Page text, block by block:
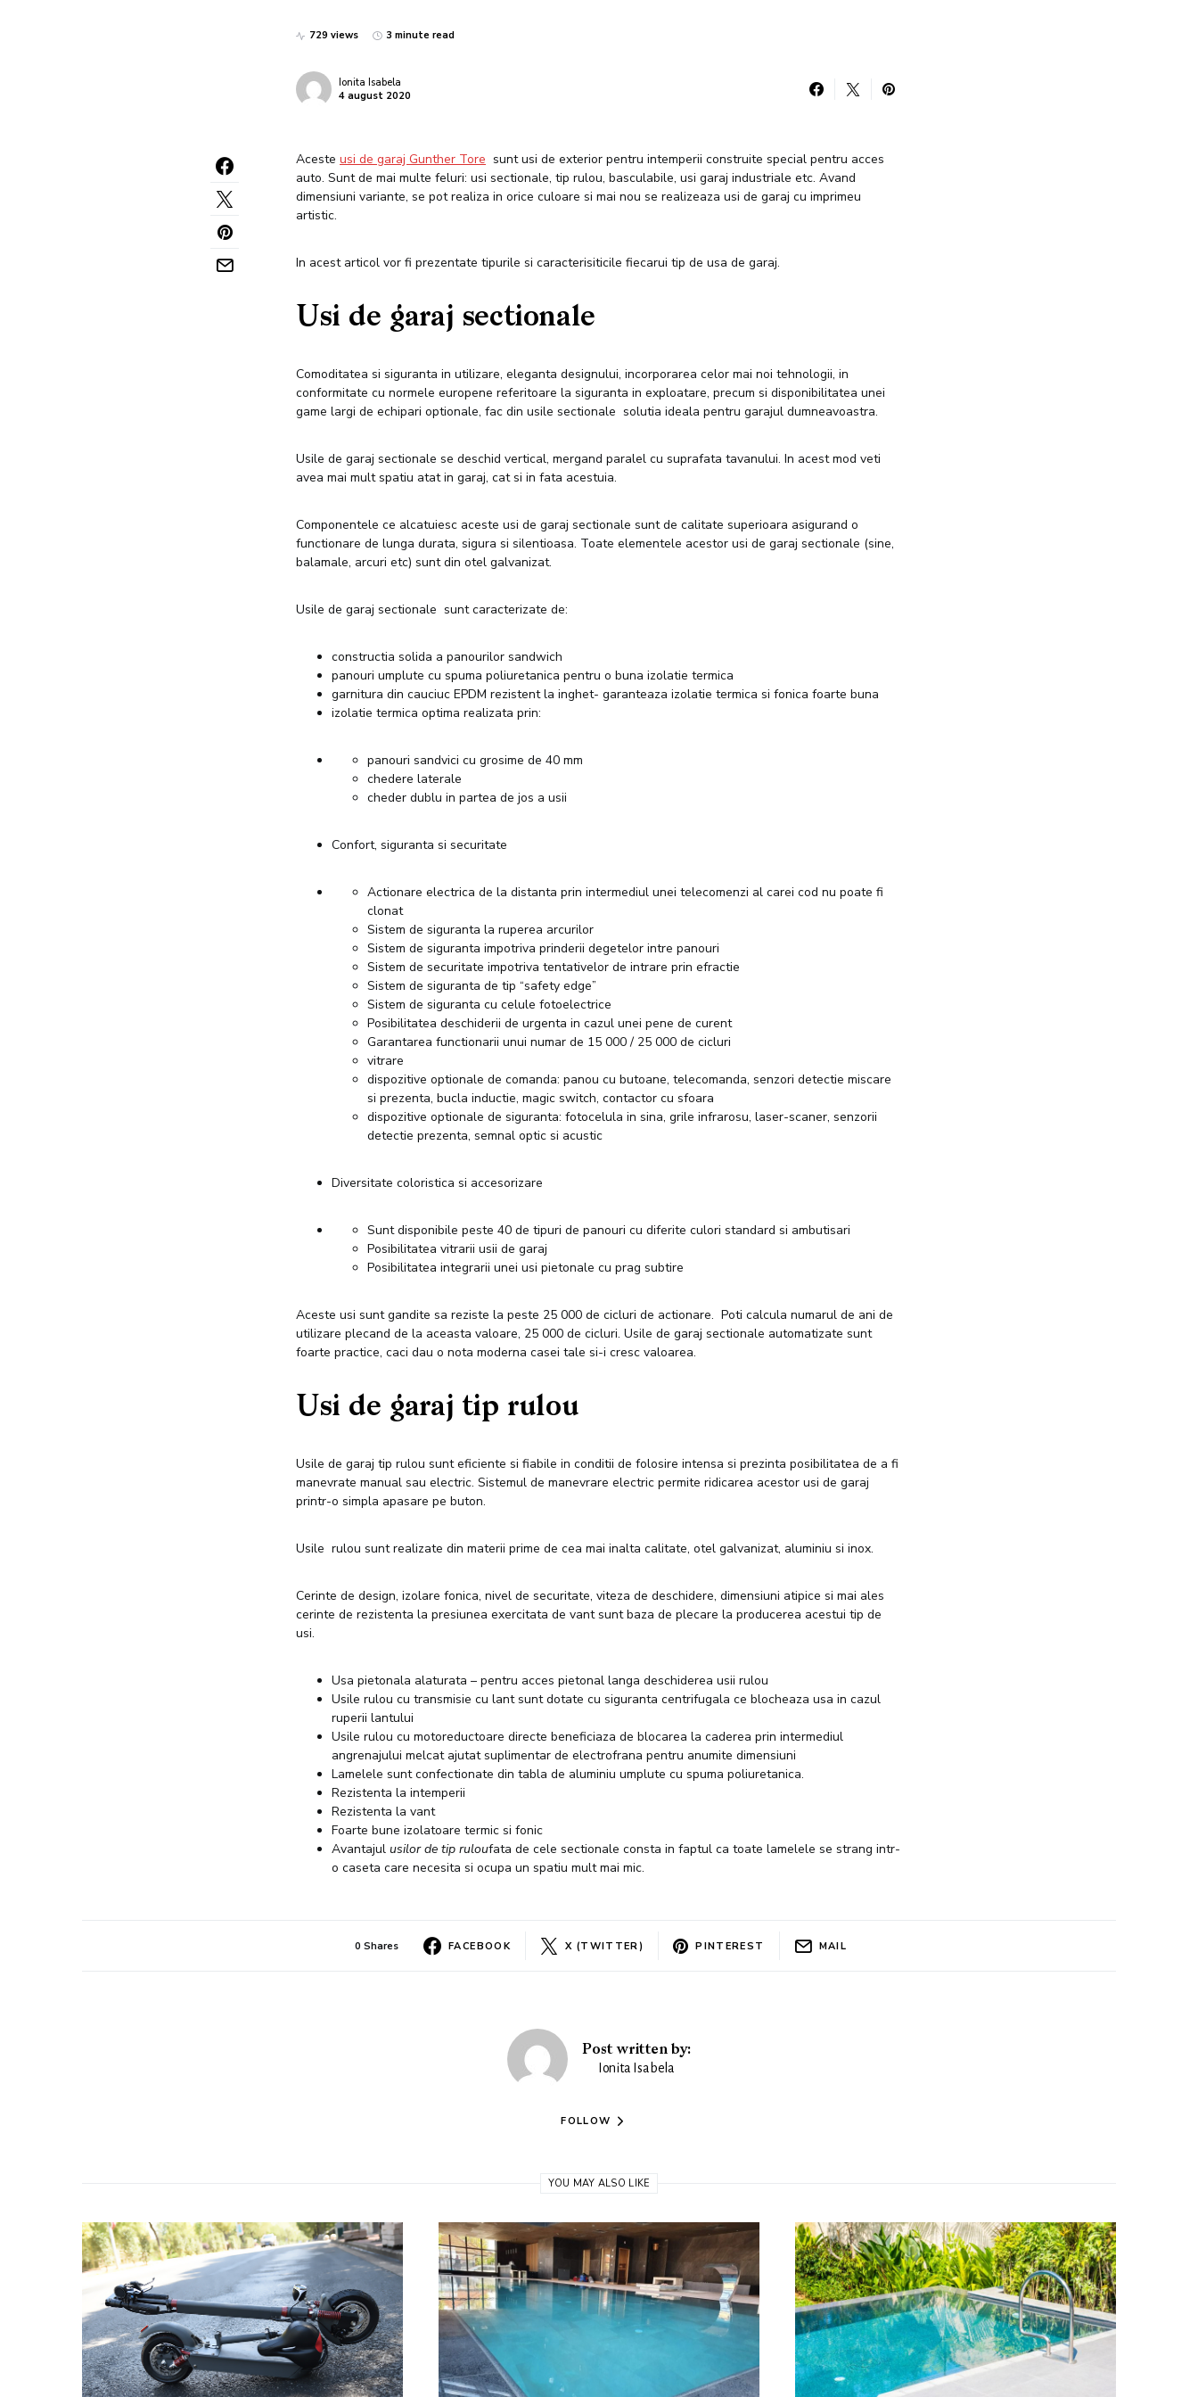
729 views 3 minute read
Ionita Isabela
4 august 2020
Aceste usi de garaj Gunther Tore sunt usi de exterior pentru intemperii construite special pentru acces
auto. Sunt de mai multe feluri: usi sectionale, tip rulou, basculabile, usi garaj industriale etc. Avand
dimensiuni variante, se pot realiza in orice culoare si mai nou se realizeaza usi de garaj cu imprimeu
artistic.
In acest articol vor fi prezentate tipurile si caracterisiticile fiecarui tip de usa de garaj.
Usi de garaj sectionale
Comoditatea si siguranta in utilizare, eleganta designului, incorporarea celor mai noi tehnologii, in
conformitate cu normele europene referitoare la siguranta in exploatare, precum si disponibilitatea unei
game largi de echipari optionale, fac din usile sectionale solutia ideala pentru garajul dumneavoastra.
Usile de garaj sectionale se deschid vertical, mergand paralel cu suprafata tavanului. In acest mod veti
avea mai mult spatiu atat in garaj, cat si in fata acestuia.
Componentele ce alcatuiesc aceste usi de garaj sectionale sunt de calitate superioara asigurand o
functionare de lunga durata, sigura si silentioasa. Toate elementele acestor usi de garaj sectionale (sine,
balamale, arcuri etc) sunt din otel galvanizat.
Usile de garaj sectionale sunt caracterizate de:
constructia solida a panourilor sandwich
panouri umplute cu spuma poliuretanica pentru o buna izolatie termica
garnitura din cauciuc EPDM rezistent la inghet- garanteaza izolatie termica si fonica foarte buna
izolatie termica optima realizata prin:
panouri sandvici cu grosime de 40 mm
chedere laterale
cheder dublu in partea de jos a usii
Confort, siguranta si securitate
Actionare electrica de la distanta prin intermediul unei telecomenzi al carei cod nu poate fi
clonat
Sistem de siguranta la ruperea arcurilor
Sistem de siguranta impotriva prinderii degetelor intre panouri
Sistem de securitate impotriva tentativelor de intrare prin efractie
Sistem de siguranta de tip “safety edge”
Sistem de siguranta cu celule fotoelectrice
Posibilitatea deschiderii de urgenta in cazul unei pene de curent
Garantarea functionarii unui numar de 15 000 / 25 000 de cicluri
vitrare
dispozitive optionale de comanda: panou cu butoane, telecomanda, senzori detectie miscare
si prezenta, bucla inductie, magic switch, contactor cu sfoara
dispozitive optionale de siguranta: fotocelula in sina, grile infrarosu, laser-scaner, senzorii
detectie prezenta, semnal optic si acustic
Diversitate coloristica si accesorizare
Sunt disponibile peste 40 de tipuri de panouri cu diferite culori standard si ambutisari
Posibilitatea vitrarii usii de garaj
Posibilitatea integrarii unei usi pietonale cu prag subtire
Aceste usi sunt gandite sa reziste la peste 25 000 de cicluri de actionare. Poti calcula numarul de ani de
utilizare plecand de la aceasta valoare, 25 000 de cicluri. Usile de garaj sectionale automatizate sunt
foarte practice, caci dau o nota moderna casei tale si-i cresc valoarea.
Usi de garaj tip rulou
Usile de garaj tip rulou sunt eficiente si fiabile in conditii de folosire intensa si prezinta posibilitatea de a fi
manevrate manual sau electric. Sistemul de manevrare electric permite ridicarea acestor usi de garaj
printr-o simpla apasare pe buton.
Usile rulou sunt realizate din materii prime de cea mai inalta calitate, otel galvanizat, aluminiu si inox.
Cerinte de design, izolare fonica, nivel de securitate, viteza de deschidere, dimensiuni atipice si mai ales
cerinte de rezistenta la presiunea exercitata de vant sunt baza de plecare la producerea acestui tip de
usi.
Usa pietonala alaturata – pentru acces pietonal langa deschiderea usii rulou
Usile rulou cu transmisie cu lant sunt dotate cu siguranta centrifugala ce blocheaza usa in cazul
ruperii lantului
Usile rulou cu motoreductoare directe beneficiaza de blocarea la caderea prin intermediul
angrenajului melcat ajutat suplimentar de electrofrana pentru anumite dimensiuni
Lamelele sunt confectionate din tabla de aluminiu umplute cu spuma poliuretanica.
Rezistenta la intemperii
Rezistenta la vant
Foarte bune izolatoare termic si fonic
Avantajul usilor de tip ruloufata de cele sectionale consta in faptul ca toate lamelele se strang intr-
o caseta care necesita si ocupa un spatiu mult mai mic.
0 Shares FACEBOOK X (TWITTER) PINTEREST MAIL
Post written by:
Ionita Isabela
FOLLOW
YOU MAY ALSO LIKE